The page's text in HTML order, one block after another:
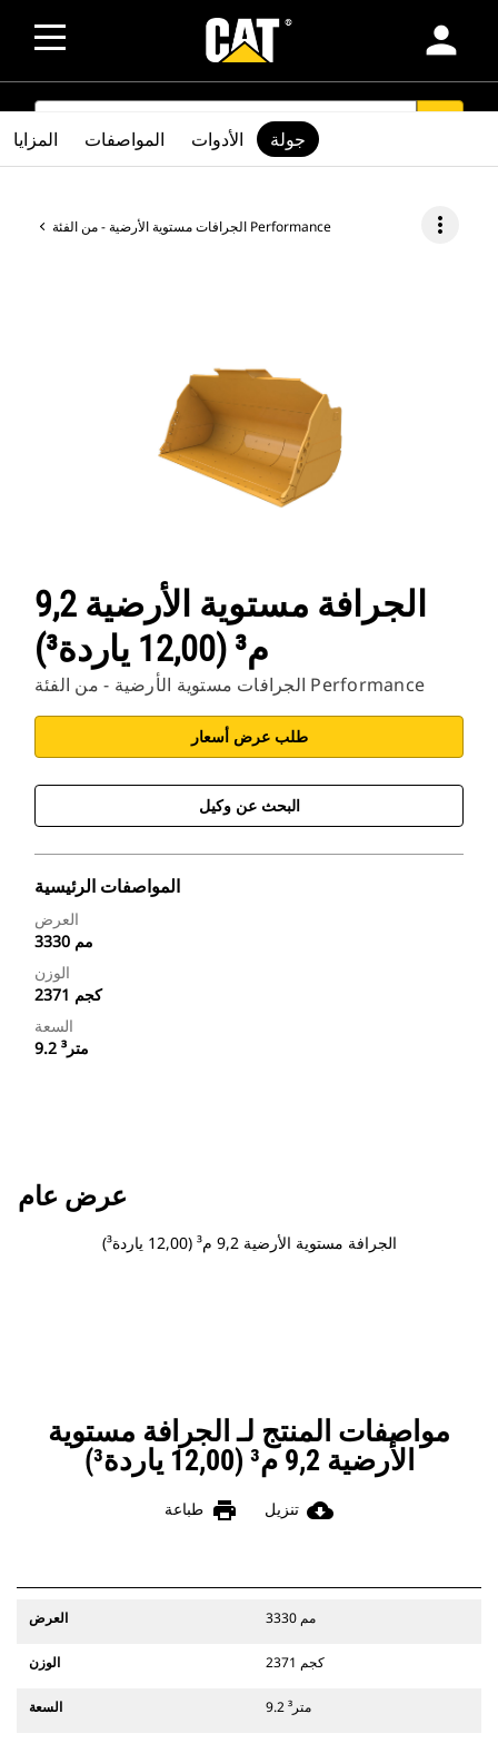
person
SEARCH
الجرافات مستوية الأرضية - من الفئة Performance more_vert
الجرافة مستوية الأرضية 9,2
م³ (12,00 ياردة³)
الجرافات مستوية الأرضية - من الفئة Performance
طلب عرض أسعار
البحث عن وكيل
المواصفات الرئيسية
العرض
3330 مم
الوزن
2371 كجم
السعة
9.2 متر³
المزايا المواصفات الأدوات جولة
عرض عام
الجرافة مستوية الأرضية 9,2 م³ (12,00 ياردة³)
مواصفات المنتج لـ الجرافة مستوية
الأرضية 9,2 م³ (12,00 ياردة³)
cloud_download تنزيل print طباعة
العرض 3330 مم
الوزن 2371 كجم
السعة 9.2 متر³